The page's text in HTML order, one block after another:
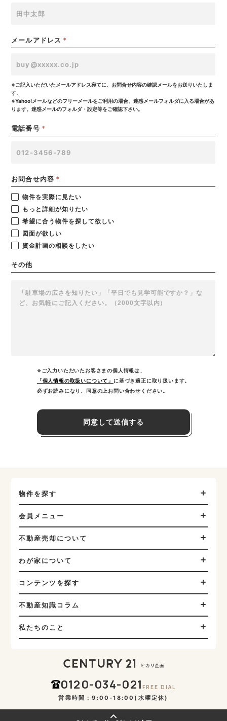
メールアドレス *
※ご記入いただいたメールアドレス宛てに、お問合せ内容の確認メールをお送りいたしま
す。
※Yahoo!メールなどのフリーメールをご利用の場合、迷惑メールフォルダに入る場合があ
ります。迷惑メールのフォルダ・設定等をご確認下さい。
電話番号 *
お問合せ内容 *
物件を実際に見たい
もっと詳細が知りたい
希望に合う物件を探して欲しい
図面が欲しい
資金計画の相談をしたい
その他
※ご入力いただいたお客さまの個人情報は、
「個人情報の取扱いについて」 に基づき適正に取り扱います。
必ずお読みになり、同意の上お問い合わせください。
同意して送信する
物件を探す
会員メニュー
不動産売却について
わが家について
コンテンツを探す
不動産知識コラム
私たちのこと
0120-034-021FREE DIAL
営業時間：9:00-18:00(水曜定休)